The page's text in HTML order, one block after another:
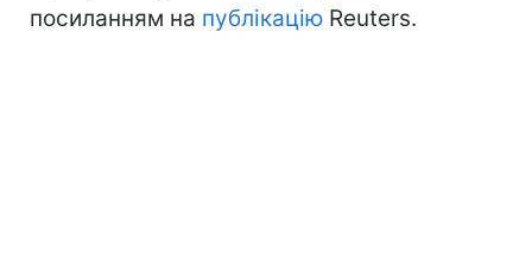
посиланням на публікацію Reuters.